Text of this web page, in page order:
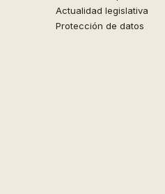
Actualidad legislativa
Protección de datos